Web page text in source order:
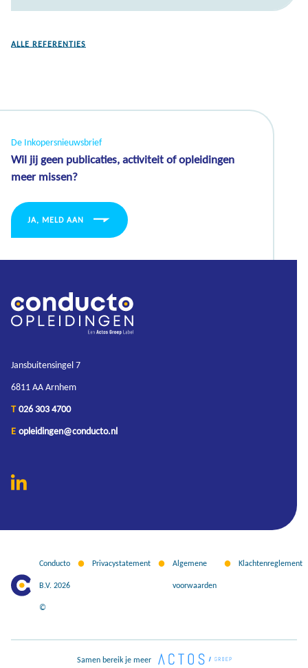
ALLE REFERENTIES
De Inkopersnieuwsbrief
Wil jij geen publicaties, activiteit of opleidingen
meer missen?
JA, MELD AAN
Jansbuitensingel 7
6811 AA Arnhem
T 026 303 4700
E opleidingen@conducto.nl
Conducto
B.V. 2026
©
Privacystatement Algemene
voorwaarden
Klachtenreglement
Samen bereik je meer